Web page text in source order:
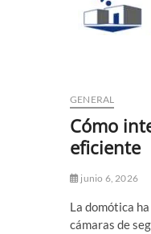
GENERAL
Cómo
eficiente
junio 6, 2026
La domótica
cámaras de